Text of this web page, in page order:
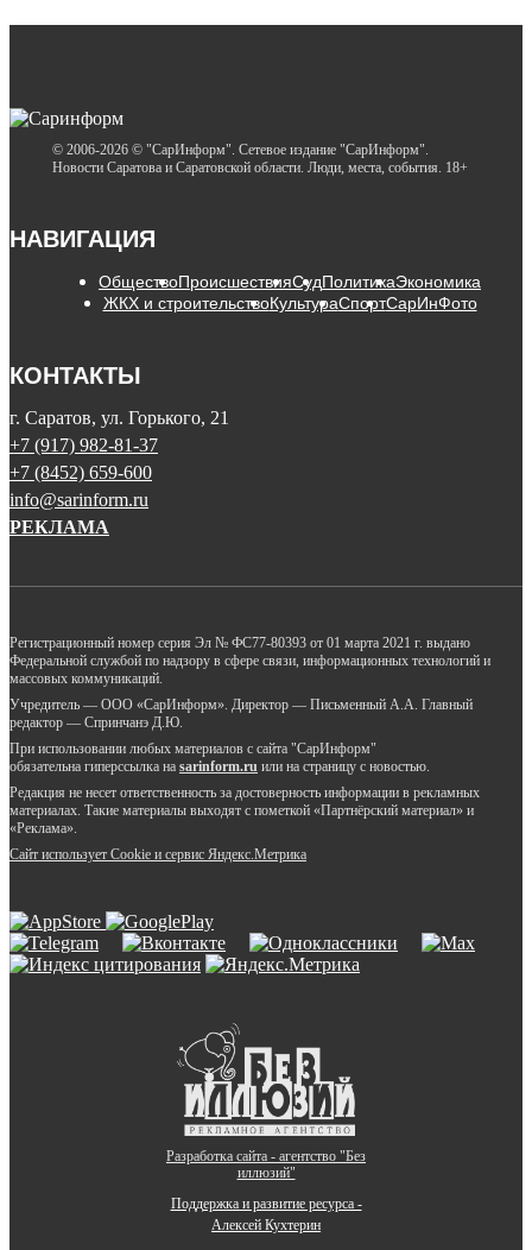
© 2006-2026 © "СарИнформ". Сетевое издание "СарИнформ".
Новости Саратова и Саратовской области. Люди, места, события. 18+
НАВИГАЦИЯ
ОбществоПроисшествияСудПолитикаЭкономика
ЖКХ и строительствоКультураСпортСарИнФото
КОНТАКТЫ
г. Саратов, ул. Горького, 21
+7 (917) 982-81-37
+7 (8452) 659-600
info@sarinform.ru
РЕКЛАМА
Регистрационный номер серия Эл № ФС77-80393 от 01 марта 2021 г. выдано
Федеральной службой по надзору в сфере связи, информационных технологий и
массовых коммуникаций.
Учредитель — ООО «СарИнформ». Директор — Письменный А.А. Главный
редактор — Спринчанэ Д.Ю.
При использовании любых материалов с сайта "СарИнформ"
обязательна гиперссылка на sarinform.ru или на страницу с новостью.
Редакция не несет ответственность за достоверность информации в рекламных
материалах. Такие материалы выходят с пометкой «Партнёрский материал» и
«Реклама».
Сайт использует Cookie и сервиc Яндекс.Метрика
Разработка сайта - агентство "Без
иллюзий"
Поддержка и развитие ресурса -
Алексей Кухтерин